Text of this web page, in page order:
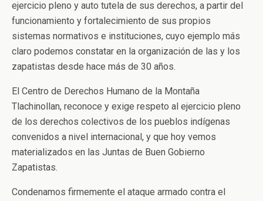
ejercicio pleno y auto tutela de sus derechos, a partir del
funcionamiento y fortalecimiento de sus propios
sistemas normativos e instituciones, cuyo ejemplo más
claro podemos constatar en la organización de las y los
zapatistas desde hace más de 30 años.
El Centro de Derechos Humano de la Montaña
Tlachinollan, reconoce y exige respeto al ejercicio pleno
de los derechos colectivos de los pueblos indígenas
convenidos a nivel internacional, y que hoy vemos
materializados en las Juntas de Buen Gobierno
Zapatistas.
Condenamos firmemente el ataque armado contra el